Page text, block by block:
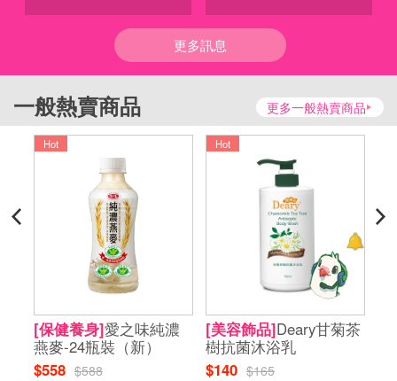
更多訊息
一般熱賣商品 更多一般熱賣商品
Hot
[保健養身]愛之味純濃
燕麥-24瓶裝（新）
$558 $588
Hot
[美容飾品]Deary甘菊茶
樹抗菌沐浴乳
$140 $165